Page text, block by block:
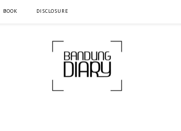
BOOK DISCLOSURE